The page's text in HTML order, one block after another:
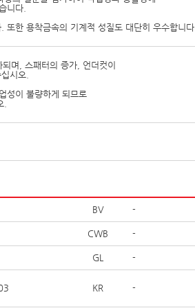
니다.
한 용착금속의 기계적 성질도 대단히 우수합니다.
며, 스패터의 증가, 언더컷이
시오.
성이 불량하게 되므로
.
BV -
CWB -
GL -
KR -